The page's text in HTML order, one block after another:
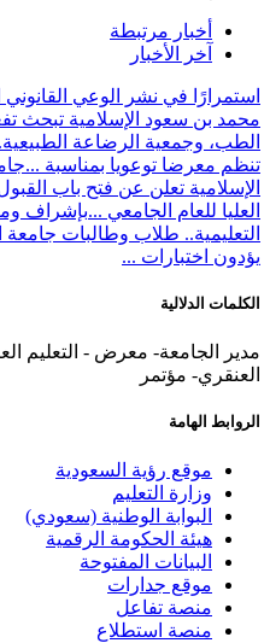
أخبار مرتبطة
آخر الأخبار
استمرارًا في نشر الوعي القانوني
محمد بن سعود الإسلامية تبحث
الطب، وجمعية الرضاعة
تنظم معرضا توعويا بمناسبة ...
الإسلامية تعلن عن فتح باب
العليا للعام الجامعي ...بإشراف
التعليمية.. طلاب وطالبات
يؤدون اختبارات ...
الكلمات الدلالية
مدير الجامعة- معرض - التعليم
العنقري- مؤتمر
الروابط الهامة
موقع رؤية السعودية
وزارة التعليم
البوابة الوطنية (سعودي)
هيئة الحكومة الرقمية
البيانات المفتوحة
موقع جدارات
منصة تفاعل
منصة استطلاع